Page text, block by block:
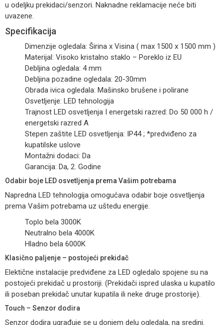
u odeljku prekidaci/senzori. Naknadne reklamacije neće biti
uvazene.
Specifikacija
Dimenzije ogledala: Širina x Visina ( max 1500 x 1500 mm )
Materijal: Visoko kristalno staklo – Poreklo iz EU
Debljina ogledala: 4 mm
Debljina pozadine ogledala: 20-30mm
Obrada ivica ogledala: Mašinsko brušene i polirane
Osvetljenje: LED tehnologija
Trajnost LED osvetljenja I energetski razred: Do 50 000 h /
energetski razred A
Stepen zaštite LED osvetljenja: IP44 ; *predviđeno za
kupatilske uslove
Montažni dodaci: Da
Garancija: Da, 2. Godine
Odabir boje LED osvetljenja prema Vašim potrebama
Napredna LED tehnologija omogućava odabir boje osvetljenja
prema Vašim potrebama uz uštedu energije.
Toplo bela 3000K
Neutralno bela 4000K
Hladno bela 6000K
Klasično paljenje – postojeći prekidač
Elektične instalacije predviđene za LED ogledalo spojene su na
postojeći prekidač u prostoriji. (Prekidači ispred ulaska u kupatilo
ili poseban prekidač unutar kupatila ili neke druge prostorije).
Touch – Senzor dodira
Senzor dodira ugrađuje se u donjem delu ogledala, na sredini.